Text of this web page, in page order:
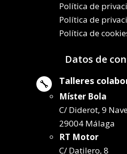
Política de
Política de
Política de
Datos de
 Talleres
Míster Bola
C/ Diderot, 9
29004 Málaga
RT Motor
C/ Datilero, 8